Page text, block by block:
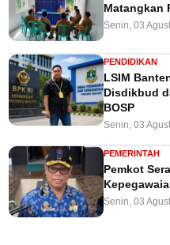
Matangkan
Senin, 03
PENDIDIKAN
LSIM
Disdikbud
BOSP
Senin, 03
PEMERINTAH
Pemkot
Senin, 03